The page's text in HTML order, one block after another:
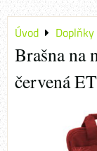
Úvod
Brašna na
červená